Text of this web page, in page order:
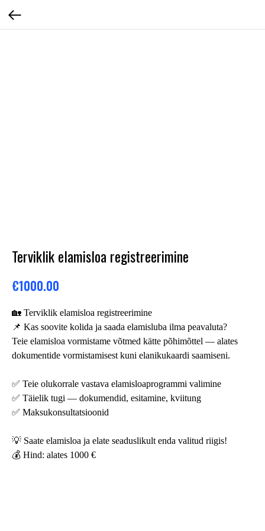
Terviklik elamisloa registreerimine
€1000.00
🏡 Terviklik elamisloa registreerimine
📌 Kas soovite kolida ja saada elamisluba ilma peavaluta?
Teie elamisloa vormistame võtmed kätte põhimõttel — alates
dokumentide vormistamisest kuni elanikukaardi saamiseni.
✅ Teie olukorrale vastava elamisloaprogrammi valimine
✅ Täielik tugi — dokumendid, esitamine, kviitung
✅ Maksukonsultatsioonid
💡 Saate elamisloa ja elate seaduslikult enda valitud riigis!
💰 Hind: alates 1000 €